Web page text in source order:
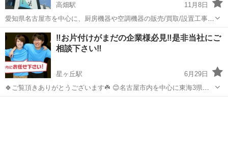
高畑駅
11月8日
愛知県名古屋市を中心に、厨房機器や空調機器の販売/買取/設置工事等
を承っております。 弊社では現在、【厨房機器の高価買取】を実施中
です！ 愛知県内のお客様は出張費用/お見積り費用無料でお伺いいたし
ます☆搬入・搬出...
愛知 名古屋市 高畑駅 不用品回収 買取
‼️お片付けがまだの企業様必見‼️是非当社にご
相談下さい‼️
星ヶ丘駅
6月29日
🍀ご覧頂きありがとうございます☘️ 😊名古屋市内を中心に東海3県で
ご愛顧頂いておりますクリーンスタッフです😊 ‼️まだオフィスのお片